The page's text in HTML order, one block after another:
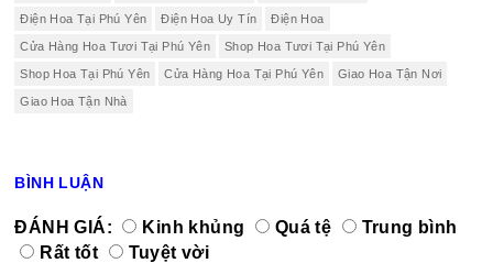
Điện Hoa Tại Phú Yên Điện Hoa Uy Tín Điện Hoa
Cửa Hàng Hoa Tươi Tại Phú Yên Shop Hoa Tươi Tại Phú Yên
Shop Hoa Tại Phú Yên Cửa Hàng Hoa Tại Phú Yên Giao Hoa Tận Nơi
Giao Hoa Tận Nhà
BÌNH LUẬN
ĐÁNH GIÁ: Kinh khủng Quá tệ
Trung bình
Rất tốt
Tuyệt vời